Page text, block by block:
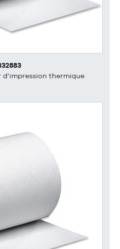
d’impression thermique